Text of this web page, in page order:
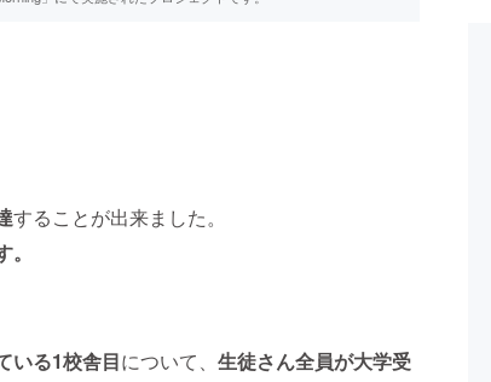
することが出来ました。
いる1校舎目について、 生徒さん全員が大学受